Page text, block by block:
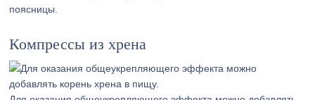
поясницы.
Компрессы из хрена